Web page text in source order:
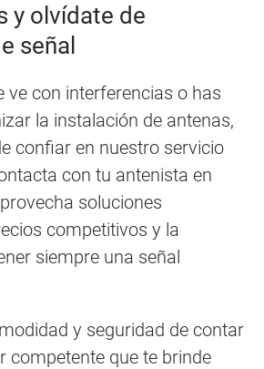
y olvídate de
señal
ve con interferencias o has
la instalación de antenas,
confiar en nuestro servicio
con tu antenista en
soluciones
competitivos y la
siempre una señal
y seguridad de contar
competente que te brinde